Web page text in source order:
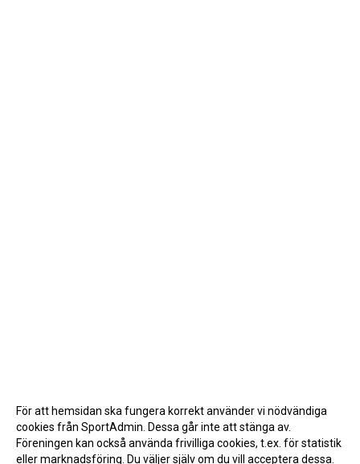
För att hemsidan ska fungera korrekt använder vi nödvändiga
cookies från SportAdmin. Dessa går inte att stänga av.
Föreningen kan också använda frivilliga cookies, t.ex. för statistik
eller marknadsföring. Du väljer själv om du vill acceptera dessa.